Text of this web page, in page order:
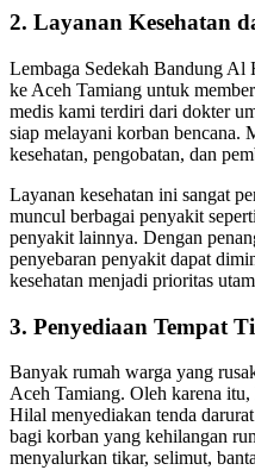
2. Layanan Kesehatan
Lembaga Sedekah Bandung
ke Aceh Tamiang untuk
medis kami terdiri dari dokter
siap melayani korban bencana.
kesehatan, pengobatan, dan
Layanan kesehatan ini sangat
muncul berbagai penyakit
penyakit lainnya. Dengan
penyebaran penyakit dapat
kesehatan menjadi prioritas
3. Penyediaan Tempat
Banyak rumah warga yang
Aceh Tamiang. Oleh karena
Hilal menyediakan tenda
bagi korban yang kehilangan
menyalurkan tikar, selimut,